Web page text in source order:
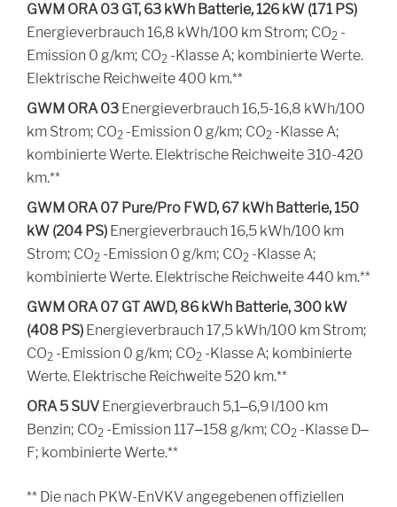
GWM ORA 03 GT, 63 kWh Batterie, 126 kW (171 PS)
Energieverbrauch 16,8 kWh/100 km Strom; CO2 CO2
-
Emission 0 g/km; CO2 CO2
-Klasse A; kombinierte Werte.
Elektrische Reichweite 400 km.**
GWM ORA 03 Energieverbrauch 16,5-16,8 kWh/100
km Strom; CO2 CO2
-Emission 0 g/km; CO2 CO2
-Klasse A;
kombinierte Werte. Elektrische Reichweite 310-420
km.**
GWM ORA 07 Pure/Pro FWD, 67 kWh Batterie, 150
kW (204 PS) Energieverbrauch 16,5 kWh/100 km
Strom; CO2 CO2
-Emission 0 g/km; CO2 CO2
-Klasse A;
kombinierte Werte. Elektrische Reichweite 440 km.**
GWM ORA 07 GT AWD, 86 kWh Batterie, 300 kW
(408 PS) Energieverbrauch 17,5 kWh/100 km Strom;
CO2 CO2
-Emission 0 g/km; CO2 CO2
-Klasse A; kombinierte
Werte. Elektrische Reichweite 520 km.**
ORA 5 SUV Energieverbrauch 5,1–6,9 l/100 km
Benzin; CO2 CO2
-Emission 117–158 g/km; CO2 CO2
-Klasse D–
F; kombinierte Werte.**
** Die nach PKW-EnVKV angegebenen offiziellen